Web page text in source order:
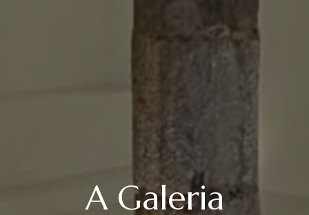
A Galeria